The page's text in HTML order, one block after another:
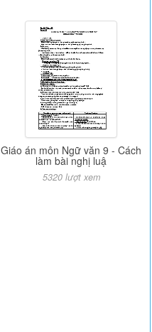
Giáo án môn Ngữ văn 9 - Cách
làm bài nghị luậ
5320 lượt xem